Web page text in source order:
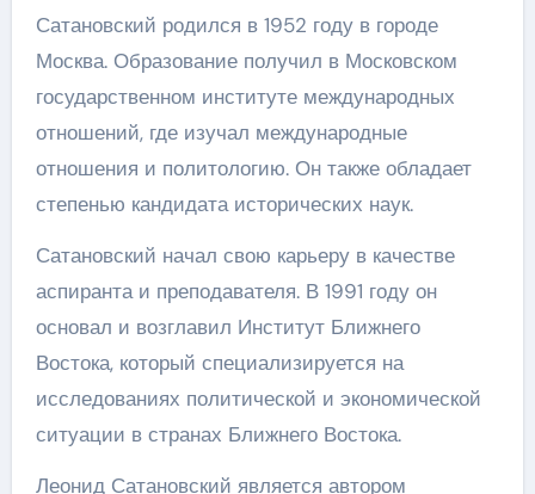
Сатановский родился в 1952 году в городе
Москва. Образование получил в Московском
государственном институте международных
отношений, где изучал международные
отношения и политологию. Он также обладает
степенью кандидата исторических наук.
Сатановский начал свою карьеру в качестве
аспиранта и преподавателя. В 1991 году он
основал и возглавил Институт Ближнего
Востока, который специализируется на
исследованиях политической и экономической
ситуации в странах Ближнего Востока.
Леонид Сатановский является автором